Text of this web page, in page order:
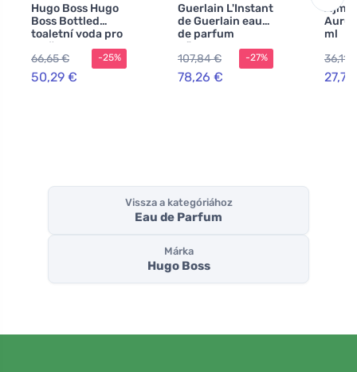
Hugo Boss Hugo
Boss Bottled
toaletní voda pro
muže
66,65 €
50,29 €
-25%
Guerlain L'Instant
de Guerlain eau
de parfum
nőknek 75 ml
107,84 €
78,26 €
-27%
ml
36,11
Vissza a kategóriához
Eau de Parfum
Márka
Hugo Boss